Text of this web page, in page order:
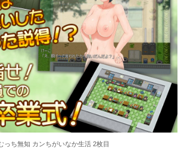
っち無知 カンちがいなか生活 2枚目